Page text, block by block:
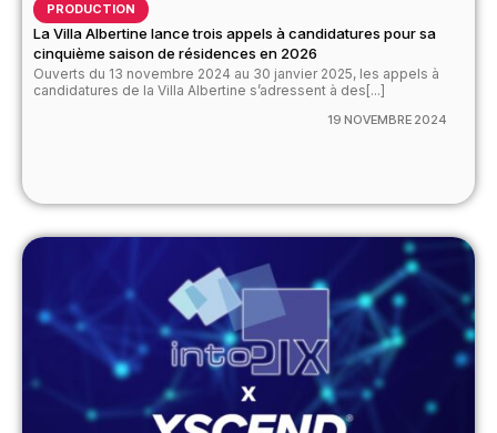
PRODUCTION
La Villa Albertine lance trois appels à candidatures pour sa
cinquième saison de résidences en 2026
Ouverts du 13 novembre 2024 au 30 janvier 2025, les appels à
candidatures de la Villa Albertine s’adressent à des[...]
19 NOVEMBRE 2024